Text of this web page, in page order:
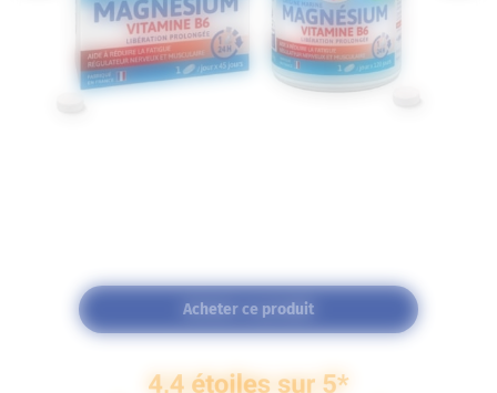
Acheter ce produit